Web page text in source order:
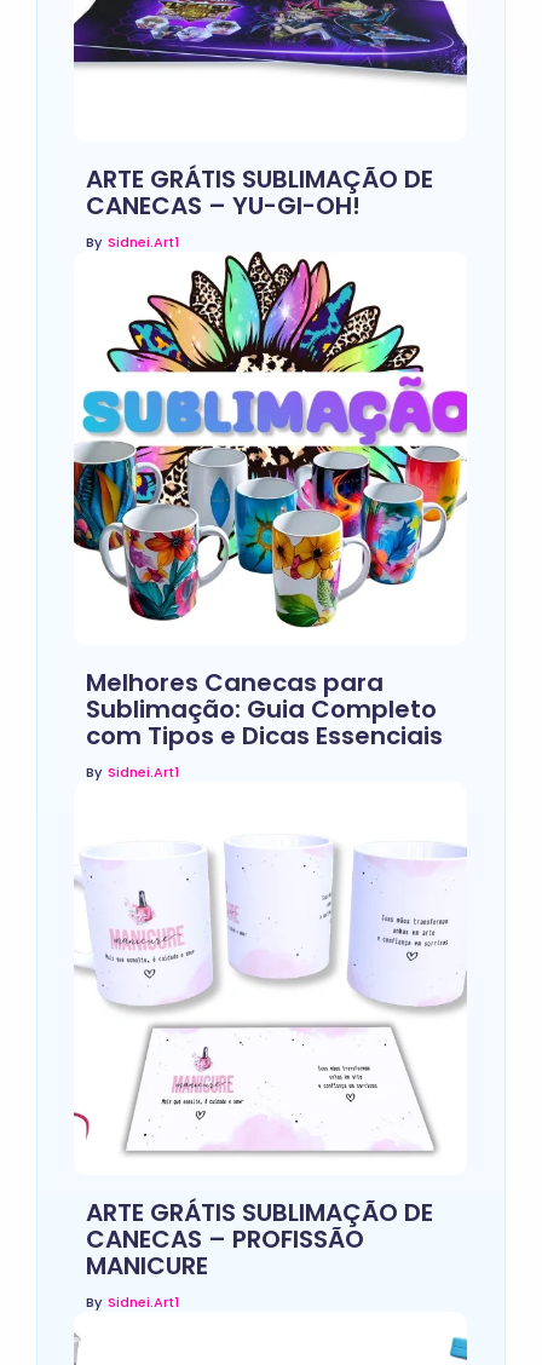
ARTE GRÁTIS SUBLIMAÇÃO DE
CANECAS – YU-GI-OH!
By Sidnei.art1
Melhores Canecas para
Sublimação: Guia Completo
com Tipos e Dicas Essenciais
By Sidnei.art1
ARTE GRÁTIS SUBLIMAÇÃO DE
CANECAS – PROFISSÃO
MANICURE
By Sidnei.art1